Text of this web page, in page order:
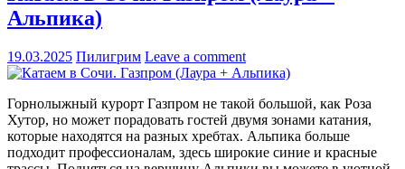
Альпика)
19.03.2025 Пилигрим Leave a comment
Горнолыжный курорт Газпром не такой большой, как Роза
Хутор, но может порадовать гостей двумя зонами катания,
которые находятся на разных хребтах. Альпика больше
подходит профессионалам, здесь широкие синие и красные